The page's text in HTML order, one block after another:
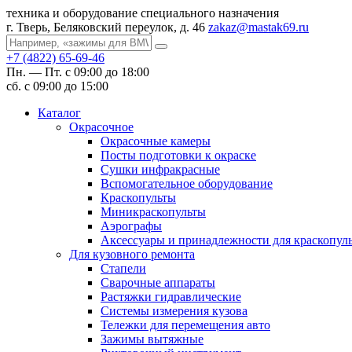
техника и оборудование специального назначения
г. Тверь, Беляковский переулок, д. 46 zakaz@mastak69.ru
+7 (4822) 65-69-46
Пн. — Пт. с 09:00 до 18:00
сб. с 09:00 до 15:00
Каталог
Окрасочное
Окрасочные камеры
Посты подготовки к окраске
Сушки инфракрасные
Вспомогательное оборудование
Краскопульты
Миникраскопульты
Аэрографы
Аксессуары и принадлежности для
Для кузовного ремонта
Стапели
Сварочные аппараты
Растяжки гидравлические
Системы измерения кузова
Тележки для перемещения авто
Зажимы вытяжные